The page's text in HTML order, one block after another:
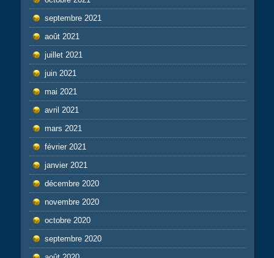
septembre 2021
août 2021
juillet 2021
juin 2021
mai 2021
avril 2021
mars 2021
février 2021
janvier 2021
décembre 2020
novembre 2020
octobre 2020
septembre 2020